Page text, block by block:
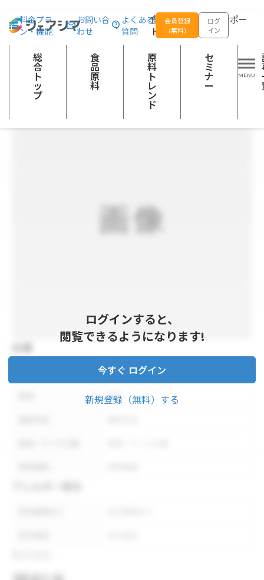
食品の企画開発をサポー
トする
料金プラ
ン・機能
お問い合
わせ
よくある
質問
会員登録
(無料)
ログ
イン
総
合
ト
ッ
プ
食
品
原
料
原
料
ト
レ
ン
ド
セ
ミ
ナ
ー
総合トップ 食品原料 野沢菜5mm飽和塩水 10kg
その他の農産加工品
ログインすると、
閲覧できるようになります!
今すぐ ログイン
新規登録（無料）する
内容量
形状